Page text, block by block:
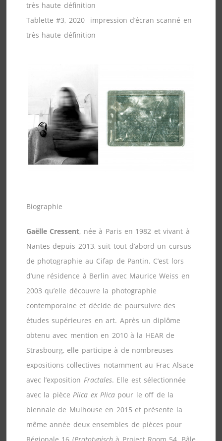
très haute définition
Tablette #3, 2020 impression d’écran scanné en
très haute définition
Biographie
Gaëlle Cressent, née à Paris en 1982 et vivant à
Nantes depuis 2013, suit tout d’abord un cursus
de photographie au Cifap de Pantin. C’est lors
d’une résidence à Berlin avec Maurice Weiss en
2003 qu’elle découvre la photographie
contemporaine et décide de poursuivre des
études supérieures en art. Après un diplôme
obtenu avec mention en 2010 à la HEAR de
Strasbourg, elle participe à de nombreuses
expositions collectives notamment au Frac Alsace
avec l’exposition Fractales. Elle est sélectionnée
avec la piècePlica ex Plica pour le off de la
biennale de Mulhouse en 2015 et présente la
même année deux ensembles de pièces pour